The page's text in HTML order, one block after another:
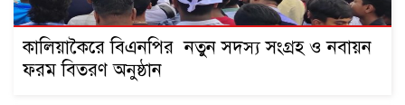
কালিয়াকৈরে বিএনপির নতুন সদস্য সংগ্রহ ও নবায়ন
ফরম বিতরণ অনুষ্ঠান